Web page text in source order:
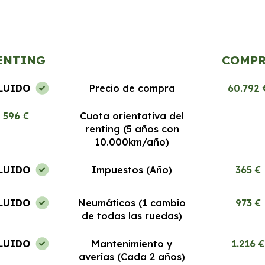
Precio de compra 60.792
596 €
Cuota orientativa del
renting (5 años con
10.000km/año)
Impuestos (Año) 365 €
Neumáticos (1 cambio
de todas las ruedas)
973 €
Mantenimiento y
averías (Cada 2 años)
1.216 €